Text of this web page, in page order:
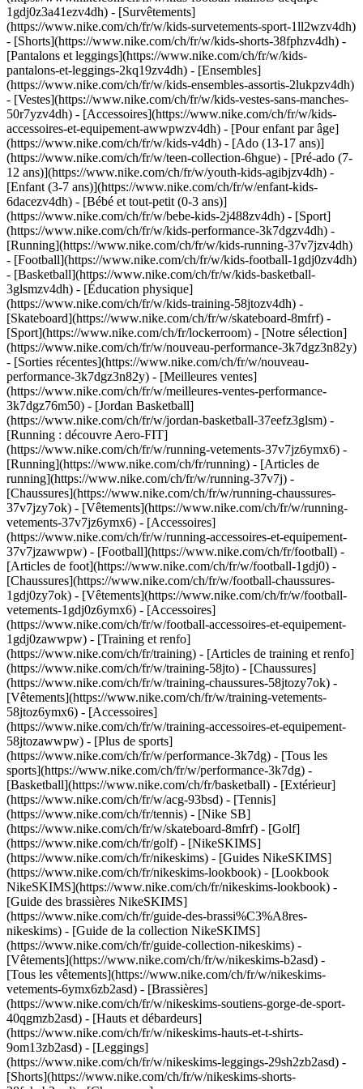
1gdj0z3a41ezv4dh) - [Survêtements]
(https://www.nike.com/ch/fr/w/kids-survetements-sport-1ll2wzv4dh)
- [Shorts](https://www.nike.com/ch/fr/w/kids-shorts-38fphzv4dh) -
[Pantalons et leggings](https://www.nike.com/ch/fr/w/kids-
pantalons-et-leggings-2kq19zv4dh) - [Ensembles]
(https://www.nike.com/ch/fr/w/kids-ensembles-assortis-2lukpzv4dh)
- [Vestes](https://www.nike.com/ch/fr/w/kids-vestes-sans-manches-
50r7yzv4dh) - [Accessoires](https://www.nike.com/ch/fr/w/kids-
accessoires-et-equipement-awwpwzv4dh) - [Pour enfant par âge]
(https://www.nike.com/ch/fr/w/kids-v4dh) - [Ado (13-17 ans)]
(https://www.nike.com/ch/fr/w/teen-collection-6hgue) - [Pré-ado (7-
12 ans)](https://www.nike.com/ch/fr/w/youth-kids-agibjzv4dh) -
[Enfant (3-7 ans)](https://www.nike.com/ch/fr/w/enfant-kids-
6dacezv4dh) - [Bébé et tout-petit (0-3 ans)]
(https://www.nike.com/ch/fr/w/bebe-kids-2j488zv4dh) - [Sport]
(https://www.nike.com/ch/fr/w/kids-performance-3k7dgzv4dh) -
[Running](https://www.nike.com/ch/fr/w/kids-running-37v7jzv4dh)
- [Football](https://www.nike.com/ch/fr/w/kids-football-1gdj0zv4dh)
- [Basketball](https://www.nike.com/ch/fr/w/kids-basketball-
3glsmzv4dh) - [Éducation physique]
(https://www.nike.com/ch/fr/w/kids-training-58jtozv4dh) -
[Skateboard](https://www.nike.com/ch/fr/w/skateboard-8mfrf) -
[Sport](https://www.nike.com/ch/fr/lockerroom) - [Notre sélection]
(https://www.nike.com/ch/fr/w/nouveau-performance-3k7dgz3n82y)
- [Sorties récentes](https://www.nike.com/ch/fr/w/nouveau-
performance-3k7dgz3n82y) - [Meilleures ventes]
(https://www.nike.com/ch/fr/w/meilleures-ventes-performance-
3k7dgz76m50) - [Jordan Basketball]
(https://www.nike.com/ch/fr/w/jordan-basketball-37eefz3glsm) -
[Running : découvre Aero-FIT]
(https://www.nike.com/ch/fr/w/running-vetements-37v7jz6ymx6) -
[Running](https://www.nike.com/ch/fr/running) - [Articles de
running](https://www.nike.com/ch/fr/w/running-37v7j) -
[Chaussures](https://www.nike.com/ch/fr/w/running-chaussures-
37v7jzy7ok) - [Vêtements](https://www.nike.com/ch/fr/w/running-
vetements-37v7jz6ymx6) - [Accessoires]
(https://www.nike.com/ch/fr/w/running-accessoires-et-equipement-
37v7jzawwpw) - [Football](https://www.nike.com/ch/fr/football) -
[Articles de foot](https://www.nike.com/ch/fr/w/football-1gdj0) -
[Chaussures](https://www.nike.com/ch/fr/w/football-chaussures-
1gdj0zy7ok) - [Vêtements](https://www.nike.com/ch/fr/w/football-
vetements-1gdj0z6ymx6) - [Accessoires]
(https://www.nike.com/ch/fr/w/football-accessoires-et-equipement-
1gdj0zawwpw) - [Training et renfo]
(https://www.nike.com/ch/fr/training) - [Articles de training et renfo]
(https://www.nike.com/ch/fr/w/training-58jto) - [Chaussures]
(https://www.nike.com/ch/fr/w/training-chaussures-58jtozy7ok) -
[Vêtements](https://www.nike.com/ch/fr/w/training-vetements-
58jtoz6ymx6) - [Accessoires]
(https://www.nike.com/ch/fr/w/training-accessoires-et-equipement-
58jtozawwpw) - [Plus de sports]
(https://www.nike.com/ch/fr/w/performance-3k7dg) - [Tous les
sports](https://www.nike.com/ch/fr/w/performance-3k7dg) -
[Basketball](https://www.nike.com/ch/fr/basketball) - [Extérieur]
(https://www.nike.com/ch/fr/w/acg-93bsd) - [Tennis]
(https://www.nike.com/ch/fr/tennis) - [Nike SB]
(https://www.nike.com/ch/fr/w/skateboard-8mfrf) - [Golf]
(https://www.nike.com/ch/fr/golf) - [NikeSKIMS]
(https://www.nike.com/ch/fr/nikeskims) - [Guides NikeSKIMS]
(https://www.nike.com/ch/fr/nikeskims-lookbook) - [Lookbook
NikeSKIMS](https://www.nike.com/ch/fr/nikeskims-lookbook) -
[Guide des brassières NikeSKIMS]
(https://www.nike.com/ch/fr/guide-des-brassi%C3%A8res-
nikeskims) - [Guide de la collection NikeSKIMS]
(https://www.nike.com/ch/fr/guide-collection-nikeskims) -
[Vêtements](https://www.nike.com/ch/fr/w/nikeskims-b2asd) -
[Tous les vêtements](https://www.nike.com/ch/fr/w/nikeskims-
vetements-6ymx6zb2asd) - [Brassières]
(https://www.nike.com/ch/fr/w/nikeskims-soutiens-gorge-de-sport-
40qgmzb2asd) - [Hauts et débardeurs]
(https://www.nike.com/ch/fr/w/nikeskims-hauts-et-t-shirts-
9om13zb2asd) - [Leggings]
(https://www.nike.com/ch/fr/w/nikeskims-leggings-29sh2zb2asd) -
[Shorts](https://www.nike.com/ch/fr/w/nikeskims-shorts-